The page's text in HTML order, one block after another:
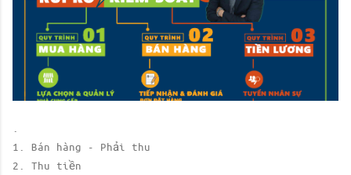
1. Bán hàng - Phải thu
2. Thu tiền